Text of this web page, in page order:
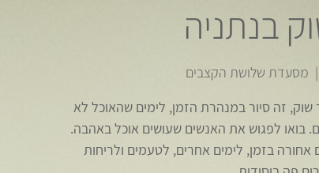
בנתניה
  |
מסעדת שלושת הקצבים
שוק, זה סיור במנהרת הזמן, לימים שהאוכל לא
בואו לפגוש את האנשים שעושים אוכל באהבה.
בעקבות הריח, 80 שנים אחורה בזמן, לימים אחרים, לטעמים ולריחות